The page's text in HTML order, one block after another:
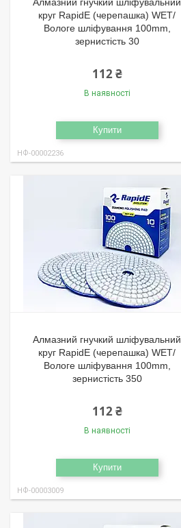
круг RapidE (черепашка) WET/
Вологе шліфування 100mm,
зернистість 30
112 ₴
В наявності
Купити
НФ-00002236
Алмазний гнучкий шліфувальний
круг RapidE (черепашка) WET/
Вологе шліфування 100mm,
зернистість 350
112 ₴
В наявності
Купити
НФ-00003009